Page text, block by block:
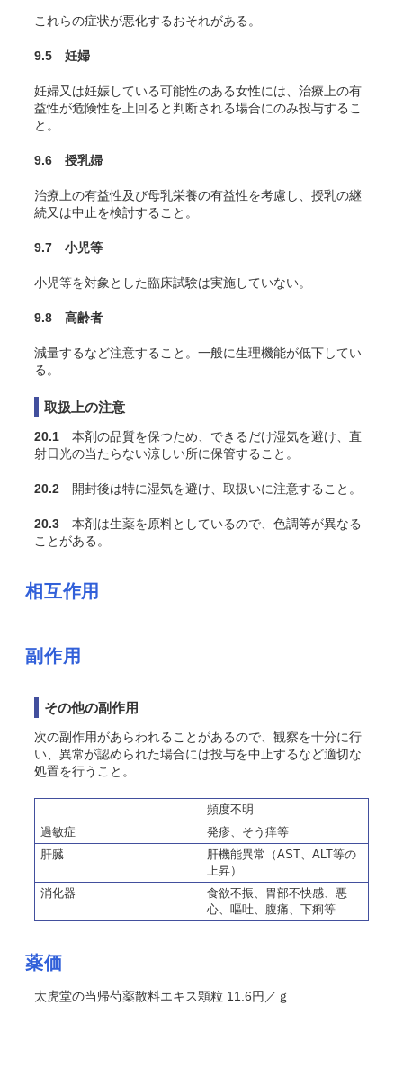
これらの症状が悪化するおそれがある。
9.5 妊婦
妊婦又は妊娠している可能性のある女性には、治療上の有
益性が危険性を上回ると判断される場合にのみ投与するこ
と。
9.6 授乳婦
治療上の有益性及び母乳栄養の有益性を考慮し、授乳の継
続又は中止を検討すること。
9.7 小児等
小児等を対象とした臨床試験は実施していない。
9.8 高齢者
減量するなど注意すること。一般に生理機能が低下してい
る。
取扱上の注意
20.1 本剤の品質を保つため、できるだけ湿気を避け、直
射日光の当たらない涼しい所に保管すること。
20.2 開封後は特に湿気を避け、取扱いに注意すること。
20.3 本剤は生薬を原料としているので、色調等が異なる
ことがある。
相互作用
副作用
その他の副作用
次の副作用があらわれることがあるので、観察を十分に行
い、異常が認められた場合には投与を中止するなど適切な
処置を行うこと。
頻度不明
過敏症
発疹、 そう 痒等
肝臓
肝機能異常（AST、ALT等の
上昇）
消化器
食欲不振、胃部不快感、悪
心、嘔吐、腹痛、下痢等
薬価
太虎堂の当帰芍薬散料エキス顆粒 11.6円／ｇ